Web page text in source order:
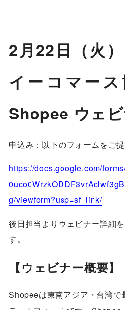
2月22日（火
イーコマー
Shopee ウェ
申込み：以下のフォームをご
https://docs.google.com/
g/viewform?usp=sf_link/
後日担当よりウェビナー詳細
す。
【ウェビナー概要】
Shopeeは東南アジア・台湾で